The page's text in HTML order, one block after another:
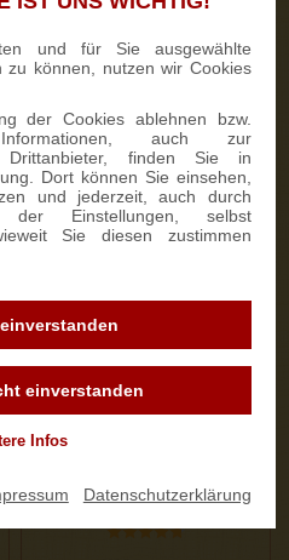
und für Sie ausgewählte
zu können, nutzen wir Cookies
der Cookies ablehnen bzw.
auch zur
Drittanbieter, finden Sie in
Dort können Sie einsehen,
und jederzeit, auch durch
der Einstellungen, selbst
Sie diesen zustimmen
einverstanden
Infos
Datenschutzerklärung
187 Bewertungen
1000g Dresdner Stollen® in
25,50 €
ZUM PRODUKT